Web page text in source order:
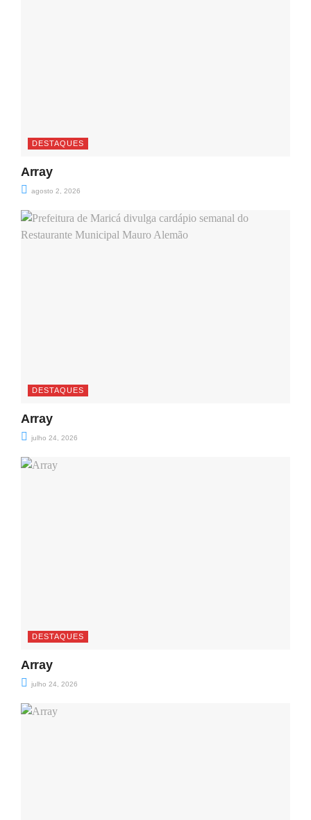
DESTAQUES
Array
agosto 2, 2026
DESTAQUES
Array
julho 24, 2026
DESTAQUES
Array
julho 24, 2026